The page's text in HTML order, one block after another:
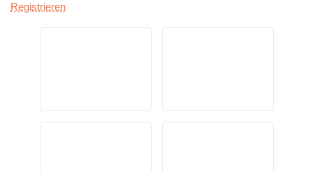
Registrieren